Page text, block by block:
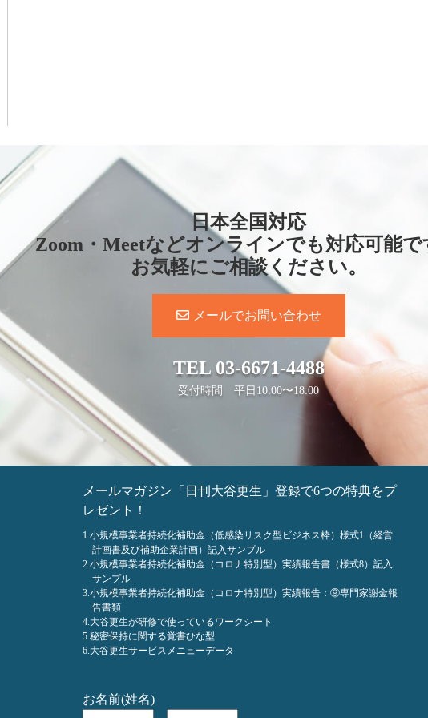
日本全国対応
Zoom・Meetなどオンラインでも対応可能で
お気軽にご相談ください。
メールでお問い合わせ
TEL 03-6671-4488
受付時間 平日10:00〜18:00
メールマガジン「日刊大谷更生」登録で6つの特典をプ
レゼント！
1.小規模事業者持続化補助金（低感染リスク型ビジネス枠）様式1（経営
計画書及び補助企業計画）記入サンプル
2.小規模事業者持続化補助金（コロナ特別型）実績報告書（様式8）記入
サンプル
3.小規模事業者持続化補助金（コロナ特別型）実績報告：⑨専門家謝金報
告書類
4.大谷更生が研修で使っているワークシート
5.秘密保持に関する覚書ひな型
6.大谷更生サービスメニューデータ
お名前(姓名)